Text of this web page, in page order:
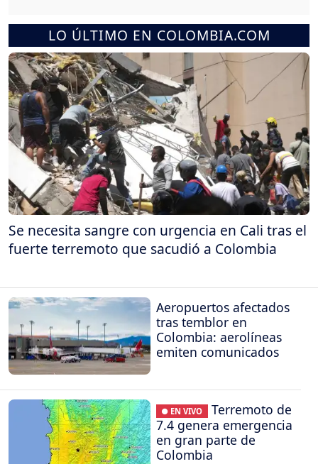
LO ÚLTIMO EN COLOMBIA.COM
Se necesita sangre con urgencia en Cali tras el
fuerte terremoto que sacudió a Colombia
Aeropuertos afectados
tras temblor en
Colombia: aerolíneas
emiten comunicados
● EN VIVO
Terremoto de
7.4 genera emergencia
en gran parte de
Colombia